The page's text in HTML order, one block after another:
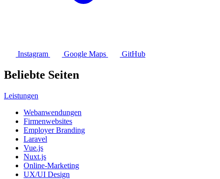
Instagram Google Maps GitHub
Beliebte Seiten
Leistungen
Webanwendungen
Firmenwebsites
Employer Branding
Laravel
Vue.js
Nuxt.js
Online-Marketing
UX/UI Design